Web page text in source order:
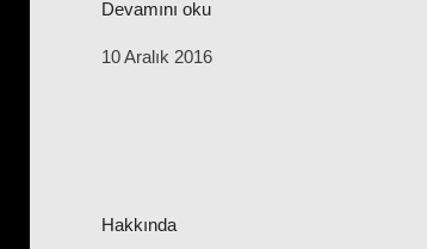
Devamını oku
10 Aralık 2016
Hakkında